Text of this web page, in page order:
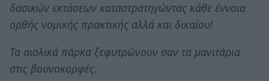
δασικών εκτάσεων καταστρατηγώντας κάθε έννοια
ορθής νομικής πρακτικής αλλά και δικαίου!
Τα αιολικά πάρκα ξεφυτρώνουν σαν τα μανιτάρια
στις βουνοκορφές.